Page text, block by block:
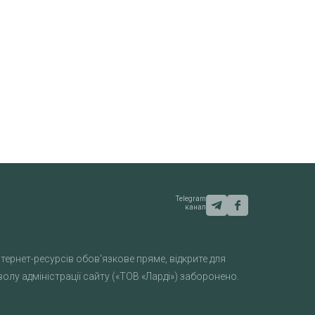
Telegram
канал
ресурсів обов'язкове пряме, відкрите для
адміністрації сайту («ТОВ «Ларді») заборонено.